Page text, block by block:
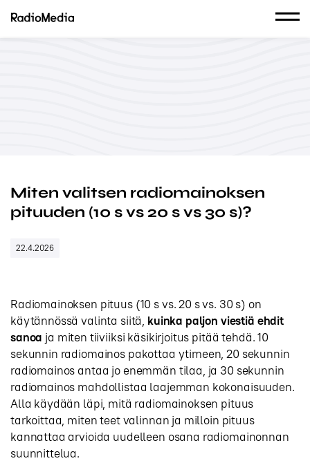
Miten valitsen radiomainoksen
pituuden (10 s vs 20 s vs 30 s)?
22.4.2026
Radiomainoksen pituus (10 s vs. 20 s vs. 30 s) on
käytännössä valinta siitä, kuinka paljon viestiä ehdit
sanoa ja miten tiiviiksi käsikirjoitus pitää tehdä. 10
sekunnin radiomainos pakottaa ytimeen, 20 sekunnin
radiomainos antaa jo enemmän tilaa, ja 30 sekunnin
radiomainos mahdollistaa laajemman kokonaisuuden.
Alla käydään läpi, mitä radiomainoksen pituus
tarkoittaa, miten teet valinnan ja milloin pituus
kannattaa arvioida uudelleen osana radiomainonnan
suunnittelua.